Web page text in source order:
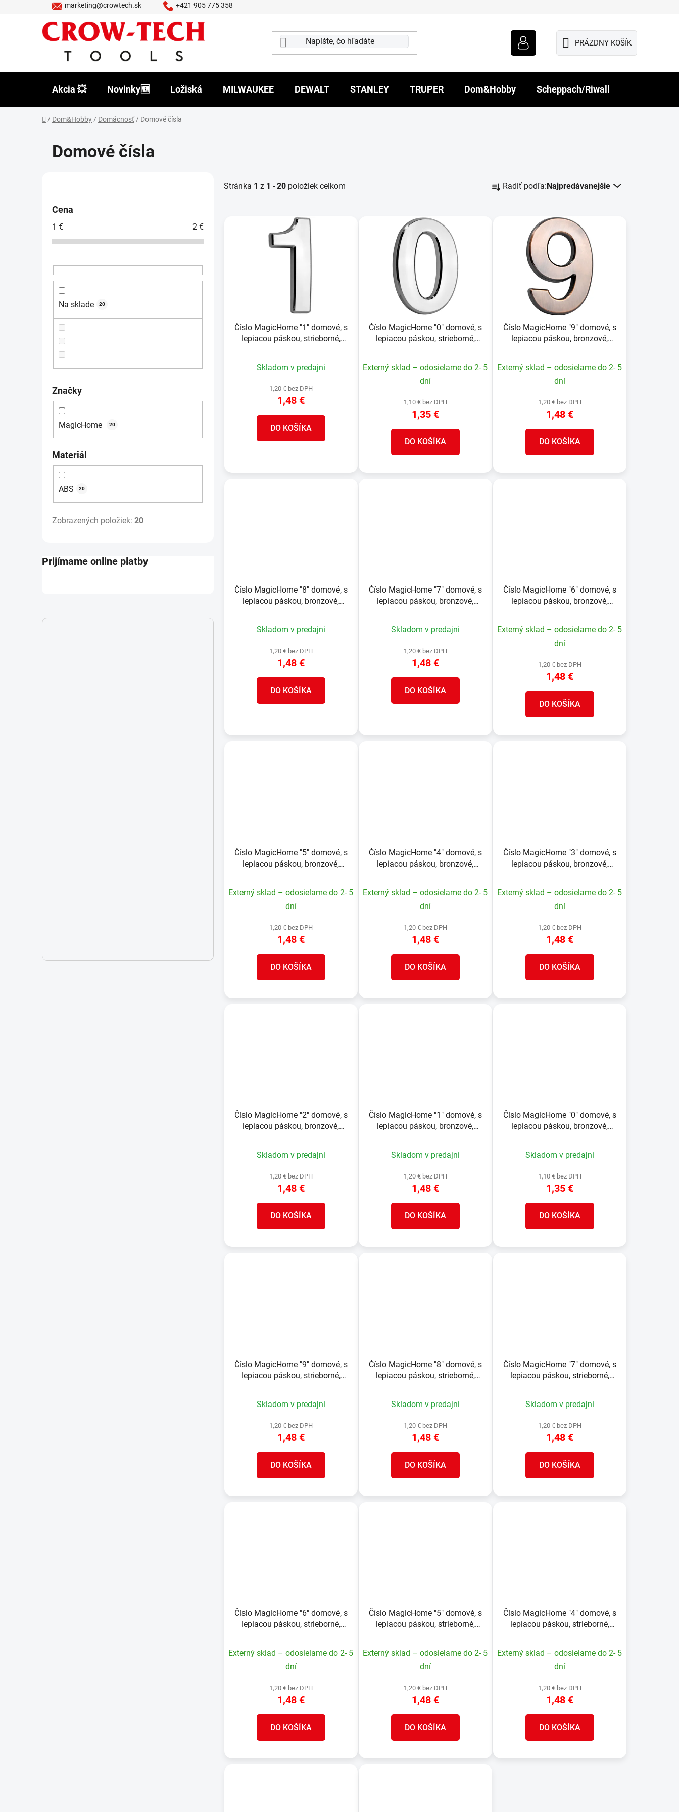
marketing@crowtech.sk +421 905 775 358
NÁKUPNÝ
PRÁZDNY KOŠÍK
Akcia 💥 Novinky🆕 Ložiská MILWAUKEE DEWALT STANLEY TRUPER Dom&Hobby Scheppach/Riwall
Domov
/ Dom&Hobby / Domácnosť / Domové čísla
Domové čísla
Cena
1 € 2 €
Na sklade 20
Značky
MagicHome 20
Materiál
ABS 20
Zobrazených položiek: 20
Prijímame online platby
Stránka 1 z 1 -20 položiek celkom
a
o
Radiť podľa:Najpredávanejšie
Číslo MagicHome "1" domové, s
lepiacou páskou, strieborné,
Skladom v predajni
1,20 € bez DPH
1,48 €
DO KOŠÍKA
Číslo MagicHome "0" domové, s
lepiacou páskou, strieborné,
Externý sklad – odosielame do 2- 5
dní
1,10 € bez DPH
1,35 €
DO KOŠÍKA
Číslo MagicHome "9" domové, s
lepiacou páskou, bronzové,
Externý sklad – odosielame do 2- 5
dní
1,20 € bez DPH
1,48 €
DO KOŠÍKA
Číslo MagicHome "8" domové, s
lepiacou páskou, bronzové,
Skladom v predajni
1,20 € bez DPH
1,48 €
DO KOŠÍKA
Číslo MagicHome "7" domové, s
lepiacou páskou, bronzové,
Skladom v predajni
1,20 € bez DPH
1,48 €
DO KOŠÍKA
Číslo MagicHome "6" domové, s
lepiacou páskou, bronzové,
Externý sklad – odosielame do 2- 5
dní
1,20 € bez DPH
1,48 €
DO KOŠÍKA
Číslo MagicHome "5" domové, s
lepiacou páskou, bronzové,
Externý sklad – odosielame do 2- 5
dní
1,20 € bez DPH
1,48 €
DO KOŠÍKA
Číslo MagicHome "4" domové, s
lepiacou páskou, bronzové,
Externý sklad – odosielame do 2- 5
dní
1,20 € bez DPH
1,48 €
DO KOŠÍKA
Číslo MagicHome "3" domové, s
lepiacou páskou, bronzové,
Externý sklad – odosielame do 2- 5
dní
1,20 € bez DPH
1,48 €
DO KOŠÍKA
Číslo MagicHome "2" domové, s
lepiacou páskou, bronzové,
Skladom v predajni
1,20 € bez DPH
1,48 €
DO KOŠÍKA
Číslo MagicHome "1" domové, s
lepiacou páskou, bronzové,
Skladom v predajni
1,20 € bez DPH
1,48 €
DO KOŠÍKA
Číslo MagicHome "0" domové, s
lepiacou páskou, bronzové,
Skladom v predajni
1,10 € bez DPH
1,35 €
DO KOŠÍKA
Číslo MagicHome "9" domové, s
lepiacou páskou, strieborné,
Skladom v predajni
1,20 € bez DPH
1,48 €
DO KOŠÍKA
Číslo MagicHome "8" domové, s
lepiacou páskou, strieborné,
Skladom v predajni
1,20 € bez DPH
1,48 €
DO KOŠÍKA
Číslo MagicHome "7" domové, s
lepiacou páskou, strieborné,
Skladom v predajni
1,20 € bez DPH
1,48 €
DO KOŠÍKA
Číslo MagicHome "6" domové, s
lepiacou páskou, strieborné,
Externý sklad – odosielame do 2- 5
dní
1,20 € bez DPH
1,48 €
DO KOŠÍKA
Číslo MagicHome "5" domové, s
lepiacou páskou, strieborné,
Externý sklad – odosielame do 2- 5
dní
1,20 € bez DPH
1,48 €
DO KOŠÍKA
Číslo MagicHome "4" domové, s
lepiacou páskou, strieborné,
Externý sklad – odosielame do 2- 5
dní
1,20 € bez DPH
1,48 €
DO KOŠÍKA